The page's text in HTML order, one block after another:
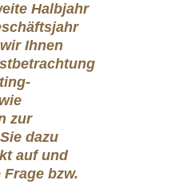
Halbjahr
Ihnen
zur
dazu
auf und
bzw.